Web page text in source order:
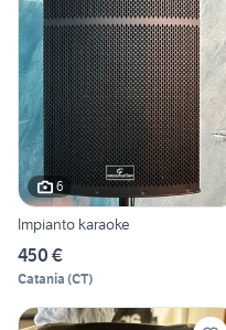
6
Impianto karaoke
450 €
Catania (CT)